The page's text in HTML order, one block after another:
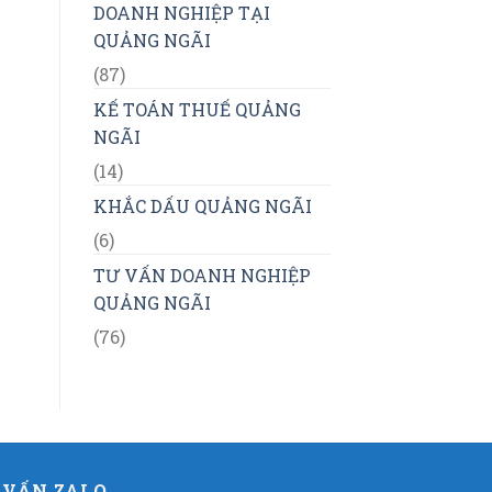
DOANH NGHIỆP TẠI
QUẢNG NGÃI
(87)
KẾ TOÁN THUẾ QUẢNG
NGÃI
(14)
KHẮC DẤU QUẢNG NGÃI
(6)
TƯ VẤN DOANH NGHIỆP
QUẢNG NGÃI
(76)